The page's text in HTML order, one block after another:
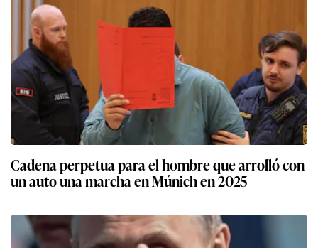
Cadena perpetua para el hombre que arrolló con
un auto una marcha en Múnich en 2025